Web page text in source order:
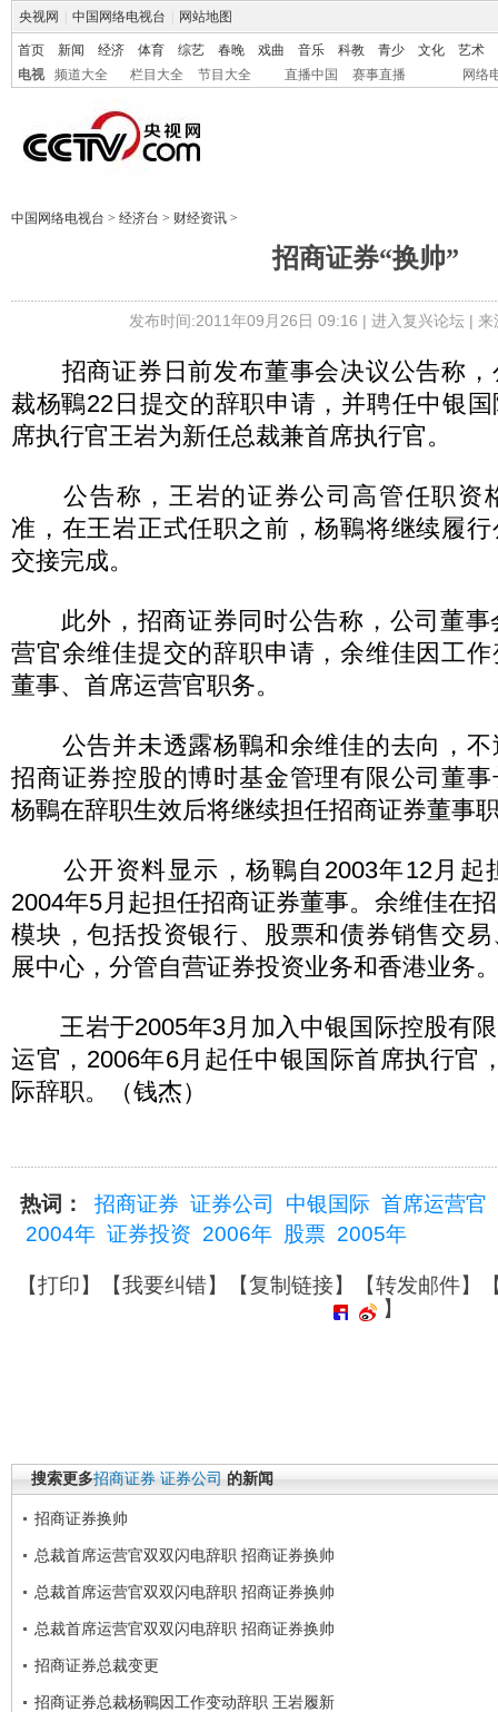
央视网 中国网络电视台 网站地图
首页 新闻 经济 体育 综艺 春晚 戏曲 音乐 科教 青少 文化
艺术
电视
频道大全 栏目大全 节目大全 直播中国 赛事直播 网络
中国网络电视台 > 经济台 > 财经资讯 >
招商证券“换帅”
发布时间:2011年09月26日 09:16 | 进入复兴论坛| 来
招商证券日前发布董事会决议公告称，
裁杨鶤22日提交的辞职申请，并聘任中银
席执行官王岩为新任总裁兼首席执行官。
公告称，王岩的证券公司高管任职资
准，在王岩正式任职之前，杨鶤将继续履
交接完成。
此外，招商证券同时公告称，公司董事
营官余维佳提交的辞职申请，余维佳因工
董事、首席运营官职务。
公告并未透露杨鶤和余维佳的去向，不
招商证券控股的博时基金管理有限公司董
杨鶤在辞职生效后将继续担任招商证券董事
公开资料显示，杨鶤自2003年12月起
2004年5月起担任招商证券董事。余维佳在
模块，包括投资银行、股票和债券销售交
展中心，分管自营证券投资业务和香港业务
王岩于2005年3月加入中银国际控股有限
运官，2006年6月起任中银国际首席执行官
际辞职。（钱杰）
热词： 招商证券 证券公司 中银国际 首席运营官
2004年 证券投资 2006年 股票 2005年
【打印】【我要纠错】【复制链接】【转发邮件】
】
搜索更多招商证券 证券公司 的新闻
招商证券换帅
总裁首席运营官双双闪电辞职 招商证券换帅
总裁首席运营官双双闪电辞职 招商证券换帅
总裁首席运营官双双闪电辞职 招商证券换帅
招商证券总裁变更
招商证券总裁杨鶤因工作变动辞职 王岩履新